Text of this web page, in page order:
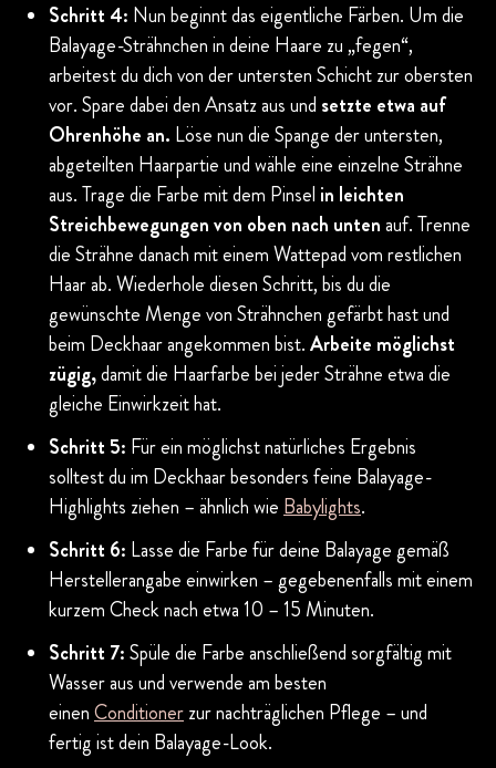
Schritt 4: Nun beginnt das eigentliche Färben. Um die
Balayage-Strähnchen in deine Haare zu „fegen“,
arbeitest du dich von der untersten Schicht zur obersten
vor. Spare dabei den Ansatz aus und setzte etwa auf
Ohrenhöhe an. Löse nun die Spange der untersten,
abgeteilten Haarpartie und wähle eine einzelne Strähne
aus. Trage die Farbe mit dem Pinsel in leichten
Streichbewegungen von oben nach untenauf. Trenne
die Strähne danach mit einem Wattepad vom restlichen
Haar ab. Wiederhole diesen Schritt, bis du die
gewünschte Menge von Strähnchen gefärbt hast und
beim Deckhaar angekommen bist.Arbeite möglichst
zügig,damit die Haarfarbe bei jeder Strähne etwa die
gleiche Einwirkzeit hat.
Schritt 5: Für ein möglichst natürliches Ergebnis
solltest du im Deckhaar besonders feine Balayage-
Highlights ziehen – ähnlich wieBabylights.
Schritt 6: Lasse die Farbe für deine Balayage gemäß
Herstellerangabe einwirken – gegebenenfalls mit einem
kurzem Check nach etwa 10 – 15 Minuten.
Schritt 7:Spüle die Farbe anschließend sorgfältig mit
Wasser aus und verwende am besten
einenConditionerzur nachträglichen Pflege – und
fertig ist dein Balayage-Look.